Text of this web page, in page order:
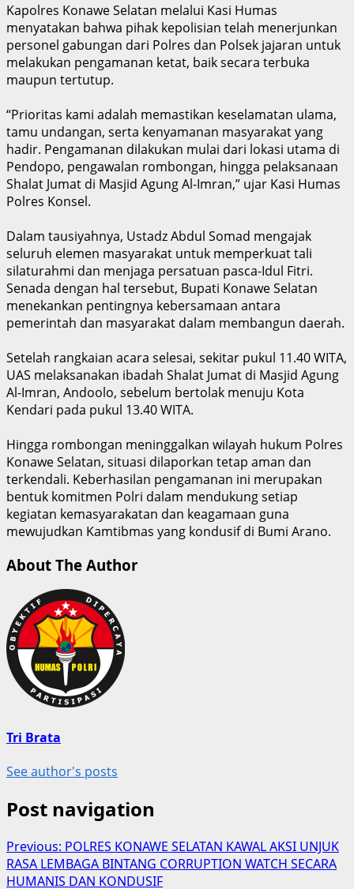
Kapolres Konawe Selatan melalui Kasi Humas
menyatakan bahwa pihak kepolisian telah menerjunkan
personel gabungan dari Polres dan Polsek jajaran untuk
melakukan pengamanan ketat, baik secara terbuka
maupun tertutup.
“Prioritas kami adalah memastikan keselamatan ulama,
tamu undangan, serta kenyamanan masyarakat yang
hadir. Pengamanan dilakukan mulai dari lokasi utama di
Pendopo, pengawalan rombongan, hingga pelaksanaan
Shalat Jumat di Masjid Agung Al-Imran,” ujar Kasi Humas
Polres Konsel.
Dalam tausiyahnya, Ustadz Abdul Somad mengajak
seluruh elemen masyarakat untuk memperkuat tali
silaturahmi dan menjaga persatuan pasca-Idul Fitri.
Senada dengan hal tersebut, Bupati Konawe Selatan
menekankan pentingnya kebersamaan antara
pemerintah dan masyarakat dalam membangun daerah.
Setelah rangkaian acara selesai, sekitar pukul 11.40 WITA,
UAS melaksanakan ibadah Shalat Jumat di Masjid Agung
Al-Imran, Andoolo, sebelum bertolak menuju Kota
Kendari pada pukul 13.40 WITA.
Hingga rombongan meninggalkan wilayah hukum Polres
Konawe Selatan, situasi dilaporkan tetap aman dan
terkendali. Keberhasilan pengamanan ini merupakan
bentuk komitmen Polri dalam mendukung setiap
kegiatan kemasyarakatan dan keagamaan guna
mewujudkan Kamtibmas yang kondusif di Bumi Arano.
About The Author
Tri Brata
See author's posts
Post navigation
Previous: POLRES KONAWE SELATAN KAWAL AKSI UNJUK
RASA LEMBAGA BINTANG CORRUPTION WATCH SECARA
HUMANIS DAN KONDUSIF